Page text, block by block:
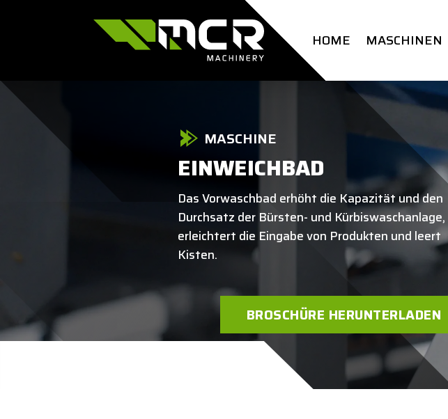
HOME MASCHINEN
MASCHINE
EINWEICHBAD
Das Vorwaschbad erhöht die Kapazität und den
Durchsatz der Bürsten- und Kürbiswaschanlage,
erleichtert die Eingabe von Produkten und leert
Kisten.
BROSCHÜRE HERUNTERLADEN